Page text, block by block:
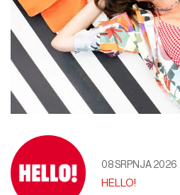
08 SRPNJA 2026
HELLO!